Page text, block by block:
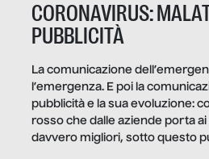
CORONAVIRUS:
PUBBLICITÀ
La comunicazione
l’emergenza. E poi la
pubblicità e la sua evoluzione:
rosso che dalle aziende porta
davvero migliori, sotto questo